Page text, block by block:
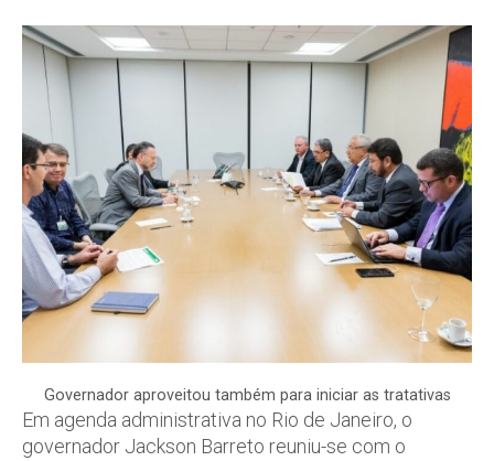
Governador aproveitou também para iniciar as tratativas
Em agenda administrativa no Rio de Janeiro, o
governador Jackson Barreto reuniu-se com o